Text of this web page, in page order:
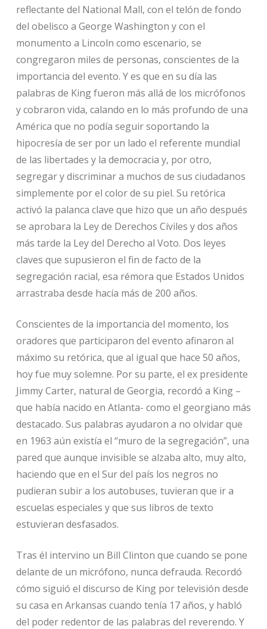
reflectante del National Mall, con el telón de fondo
del obelisco a George Washington y con el
monumento a Lincoln como escenario, se
congregaron miles de personas, conscientes de la
importancia del evento. Y es que en su día las
palabras de King fueron más allá de los micrófonos
y cobraron vida, calando en lo más profundo de una
América que no podía seguir soportando la
hipocresía de ser por un lado el referente mundial
de las libertades y la democracia y, por otro,
segregar y discriminar a muchos de sus ciudadanos
simplemente por el color de su piel. Su retórica
activó la palanca clave que hizo que un año después
se aprobara la Ley de Derechos Civiles y dos años
más tarde la Ley del Derecho al Voto. Dos leyes
claves que supusieron el fin de facto de la
segregación racial, esa rémora que Estados Unidos
arrastraba desde hacía más de 200 años.
Conscientes de la importancia del momento, los
oradores que participaron del evento afinaron al
máximo su retórica, que al igual que hace 50 años,
hoy fue muy solemne. Por su parte, el ex presidente
Jimmy Carter, natural de Georgia, recordó a King –
que había nacido en Atlanta- como el georgiano más
destacado. Sus palabras ayudaron a no olvidar que
en 1963 aún existía el “muro de la segregación”, una
pared que aunque invisible se alzaba alto, muy alto,
haciendo que en el Sur del país los negros no
pudieran subir a los autobuses, tuvieran que ir a
escuelas especiales y que sus libros de texto
estuvieran desfasados.
Tras él intervino un Bill Clinton que cuando se pone
delante de un micrófono, nunca defrauda. Recordó
cómo siguió el discurso de King por televisión desde
su casa en Arkansas cuando tenía 17 años, y habló
del poder redentor de las palabras del reverendo. Y